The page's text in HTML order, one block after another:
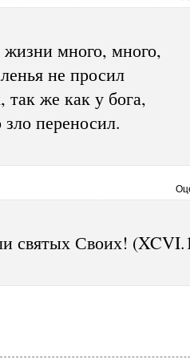
жизни много, много,
не просил
же как у бога,
переносил.
святых Своих!